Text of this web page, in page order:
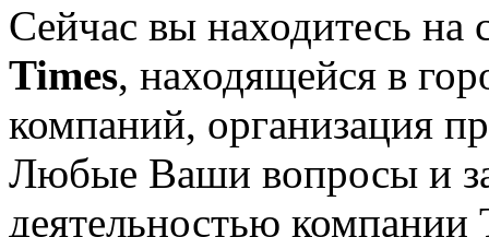
Сейчас вы находитесь на
Times, находящейся в
компаний, организация
Любые Ваши вопросы и
деятельностью